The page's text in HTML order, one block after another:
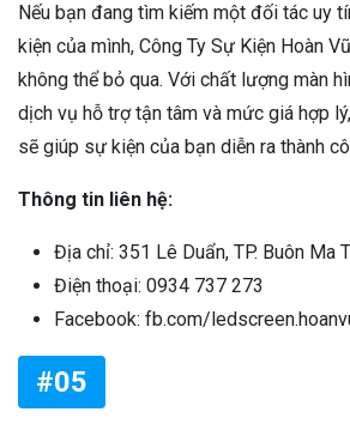
Nếu bạn đang tìm kiếm một đối tác uy
kiện của mình, Công Ty Sự Kiện Hoàn
không thể bỏ qua. Với chất lượng màn
dịch vụ hỗ trợ tận tâm và mức giá hợp
sẽ giúp sự kiện của bạn diễn ra thành
Thông tin liên hệ:
Địa chỉ: 351 Lê Duẩn, TP. Buôn Ma
Điện thoại: 0934 737 273
Facebook: fb.com/
#05